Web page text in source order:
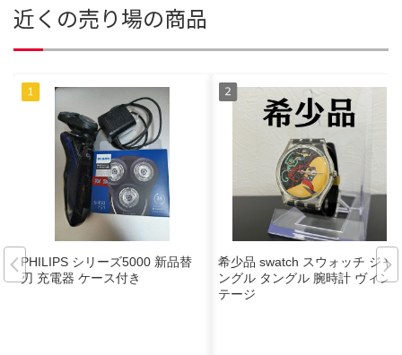
近くの売り場の商品
PHILIPS シリーズ5000 新品替
刃 充電器 ケース付き
希少品 swatch スウォッチ ジャ
ングル タングル 腕時計 ヴィン
テージ